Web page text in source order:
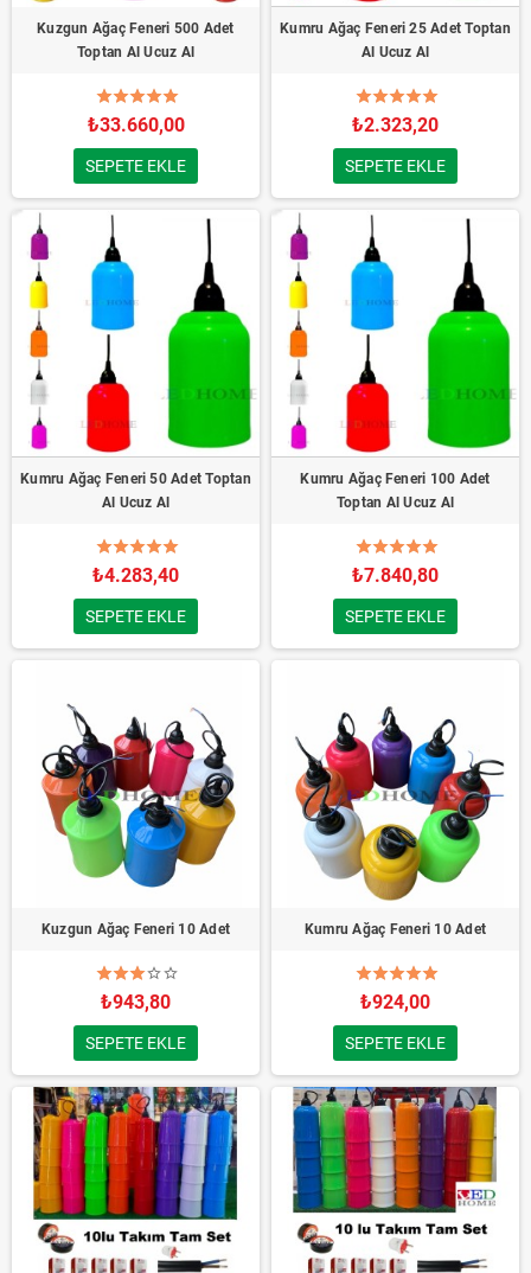
Kuzgun Ağaç Feneri 500 Adet
Toptan Al Ucuz Al
₺33.660,00
SEPETE EKLE
Kumru Ağaç Feneri 25 Adet Toptan
Al Ucuz Al
₺2.323,20
SEPETE EKLE
Kumru Ağaç Feneri 50 Adet Toptan
Al Ucuz Al
₺4.283,40
SEPETE EKLE
Kumru Ağaç Feneri 100 Adet
Toptan Al Ucuz Al
₺7.840,80
SEPETE EKLE
Kuzgun Ağaç Feneri 10 Adet
₺943,80
SEPETE EKLE
Kumru Ağaç Feneri 10 Adet
₺924,00
SEPETE EKLE